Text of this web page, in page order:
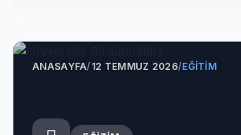
ANASAYFA/12 TEMMUZ 2026/EĞITIM